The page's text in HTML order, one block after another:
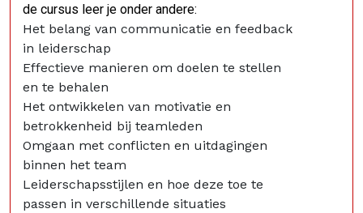
de cursus leer je onder andere:
Het belang van communicatie en feedback
in leiderschap
Effectieve manieren om doelen te stellen
en te behalen
Het ontwikkelen van motivatie en
betrokkenheid bij teamleden
Omgaan met conflicten en uitdagingen
binnen het team
Leiderschapsstijlen en hoe deze toe te
passen in verschillende situaties